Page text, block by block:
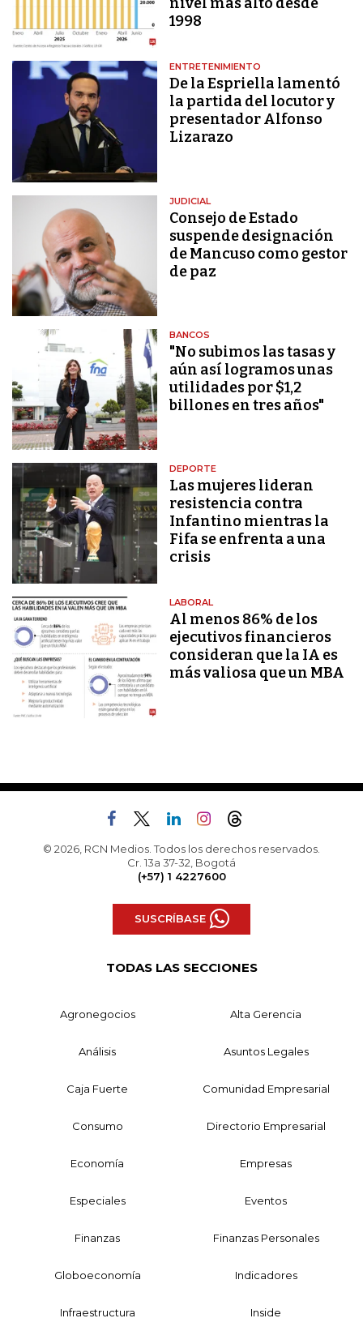
1998
ENTRETENIMIENTO
De la Espriella lamentó
la partida del locutor y
presentador Alfonso
Lizarazo
JUDICIAL
Consejo de Estado
suspende designación
de Mancuso como gestor
de paz
BANCOS
"No subimos las tasas y
aún así logramos unas
utilidades por $1,2
billones en tres años"
DEPORTE
Las mujeres lideran
resistencia contra
Infantino mientras la
Fifa se enfrenta a una
crisis
LABORAL
Al menos 86% de los
ejecutivos financieros
consideran que la IA es
más valiosa que un MBA
© 2026, RCN Medios. Todos los derechos reservados.
Cr. 13a 37-32, Bogotá
(+57) 1 4227600
SUSCRÍBASE
TODAS LAS SECCIONES
Agronegocios Alta Gerencia
Análisis Asuntos Legales
Caja Fuerte Comunidad Empresarial
Consumo Directorio Empresarial
Economía Empresas
Especiales Eventos
Finanzas Finanzas Personales
Globoeconomía Indicadores
Infraestructura Inside